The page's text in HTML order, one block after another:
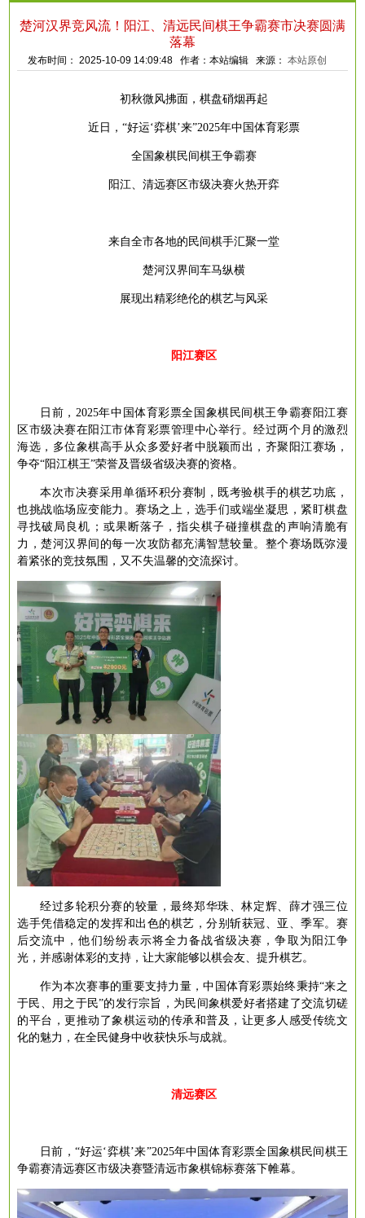
楚河汉界竞风流！阳江、清远民间棋王争霸赛市决赛圆满
落幕
发布时间： 2025-10-09 14:09:48 作者：本站编辑 来源：本站原创
初秋微风拂面，棋盘硝烟再起
近日， “好运‘弈棋’来”2025年中国体育彩票
全国象棋民间棋王争霸赛
阳江、清远赛区市级决赛火热开弈
来自全市各地的民间棋手汇聚一堂
楚河汉界间车马纵横
展现出精彩绝伦的棋艺与风采
阳江赛区
日前， 2025年中国体育彩票全国象棋民间棋王争霸赛阳江赛
区市级决赛在阳江市体育彩票管理中心举行。经过两个月的激烈
海选，多位象棋高手从众多爱好者中脱颖而出，齐聚阳江赛场，
争夺“阳江棋王”荣誉及晋级省级决赛的资格。
本次市决赛采用单循环积分赛制，既考验棋手的棋艺功底，
也挑战临场应变能力。赛场之上，选手们或端坐凝思，紧盯棋盘
寻找破局良机；或果断落子，指尖棋子碰撞棋盘的声响清脆有
力，楚河汉界间的每一次攻防都充满智慧较量。整个赛场既弥漫
着紧张的竞技氛围，又不失温馨的交流探讨。
经过多轮积分赛的较量，最终郑华珠、林定辉、薛才强三位
选手凭借稳定的发挥和出色的棋艺，分别斩获冠、亚、季军。 赛
后交流中，他们纷纷表示将全力备战省级决赛，争取为阳江争
光，并感谢体彩的支持，让大家能够以棋会友、提升棋艺。
作为本次赛事的重要支持力量，中国体育彩票始终秉持“来之
于民、用之于民”的发行宗旨，为民间象棋爱好者搭建了交流切磋
的平台，更推动了象棋运动的传承和普及，让更多人感受传统文
化的魅力，在全民健身中收获快乐与成就。
清远赛区
日前， “好运‘弈棋’来”2025年中国体育彩票全国象棋民间棋王
争霸赛清远赛区市级决赛暨清远市象棋锦标赛落下帷幕。